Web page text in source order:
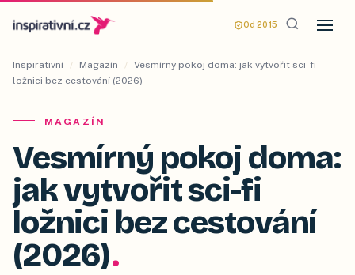
Od 2015
Inspirativní / Magazín / Vesmírný pokoj doma: jak vytvořit sci-fi
ložnici bez cestování (2026)
MAGAZÍN
Vesmírný pokoj doma:
jak vytvořit sci-fi
ložnici bez cestování
(2026).